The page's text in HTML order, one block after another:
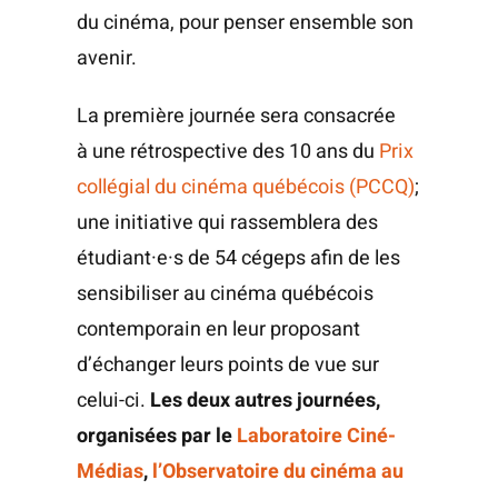
du ciné­ma, pour pen­ser ensemble son
avenir.
La pre­mière jour­née sera consa­crée
à une rétros­pec­tive des 10 ans du Prix
col­lé­gial du ciné­ma qué­bé­cois (PCCQ);
une ini­tia­tive qui ras­sem­ble­ra des
étudiant·e·s de 54 cégeps afin de les
sen­si­bi­li­ser au ciné­ma qué­bé­cois
contem­po­rain en leur pro­po­sant
d’échanger leurs points de vue sur
celui-ci. Les deux autres jour­nées,
orga­ni­sées par leLabo­ra­toire Ciné­
Mé­dias,l’Observatoire du ciné­ma au